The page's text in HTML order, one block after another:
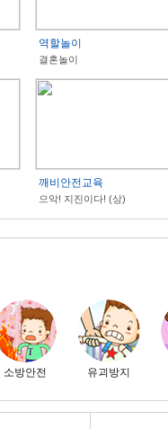
역할놀이
결혼놀이
깨비안전교육
으악! 지진이다! (상)
소방안전 유괴방지